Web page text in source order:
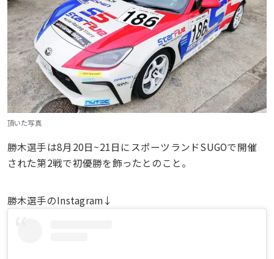
頂いた写真
勝木選手は8月20日~21日にスポーツランドSUGOで開催
された第2戦で初優勝を飾ったとのこと。
勝木選手のInstagram↓